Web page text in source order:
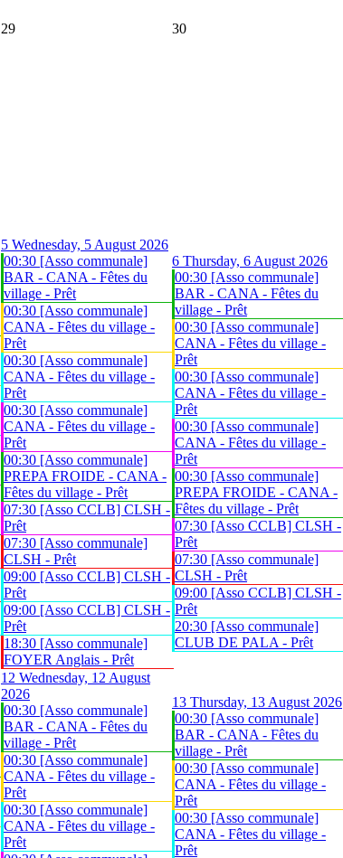
29 30
5 Wednesday, 5 August 2026
00:30 [Asso communale]
BAR - CANA - Fêtes du
village - Prêt
00:30 [Asso communale]
CANA - Fêtes du village -
Prêt
00:30 [Asso communale]
CANA - Fêtes du village -
Prêt
00:30 [Asso communale]
CANA - Fêtes du village -
Prêt
00:30 [Asso communale]
PREPA FROIDE - CANA -
Fêtes du village - Prêt
07:30 [Asso CCLB] CLSH -
Prêt
07:30 [Asso communale]
CLSH - Prêt
09:00 [Asso CCLB] CLSH -
Prêt
09:00 [Asso CCLB] CLSH -
Prêt
18:30 [Asso communale]
FOYER Anglais - Prêt
6 Thursday, 6 August 2026
00:30 [Asso communale]
BAR - CANA - Fêtes du
village - Prêt
00:30 [Asso communale]
CANA - Fêtes du village -
Prêt
00:30 [Asso communale]
CANA - Fêtes du village -
Prêt
00:30 [Asso communale]
CANA - Fêtes du village -
Prêt
00:30 [Asso communale]
PREPA FROIDE - CANA -
Fêtes du village - Prêt
07:30 [Asso CCLB] CLSH -
Prêt
07:30 [Asso communale]
CLSH - Prêt
09:00 [Asso CCLB] CLSH -
Prêt
20:30 [Asso communale]
CLUB DE PALA - Prêt
12 Wednesday, 12 August
2026
00:30 [Asso communale]
BAR - CANA - Fêtes du
village - Prêt
00:30 [Asso communale]
CANA - Fêtes du village -
Prêt
00:30 [Asso communale]
CANA - Fêtes du village -
Prêt
13 Thursday, 13 August 2026
00:30 [Asso communale]
BAR - CANA - Fêtes du
village - Prêt
00:30 [Asso communale]
CANA - Fêtes du village -
Prêt
00:30 [Asso communale]
CANA - Fêtes du village -
Prêt